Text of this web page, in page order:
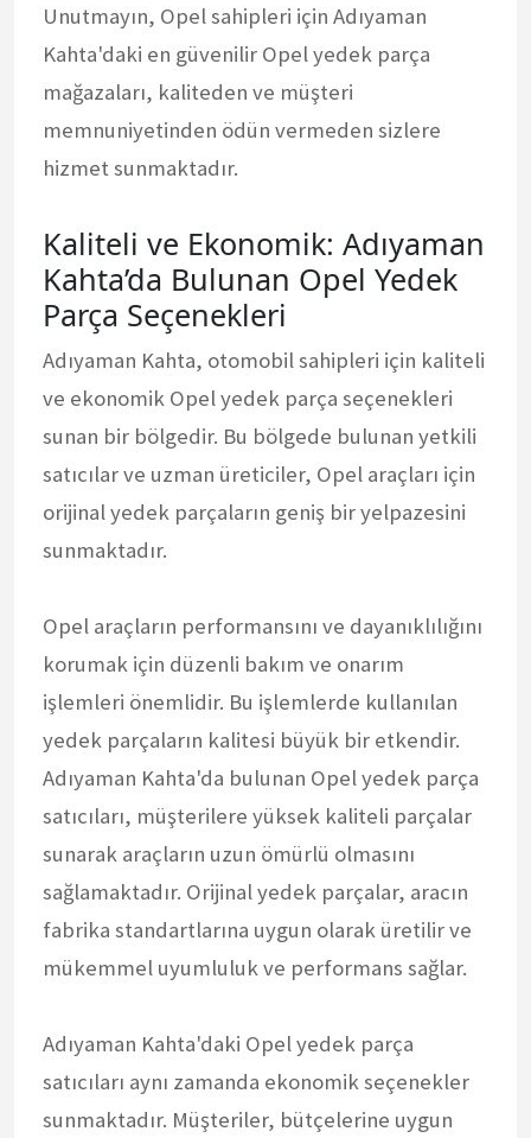
Unutmayın, Opel sahipleri için Adıyaman
Kahta'daki en güvenilir Opel yedek parça
mağazaları, kaliteden ve müşteri
memnuniyetinden ödün vermeden sizlere
hizmet sunmaktadır.
Kaliteli ve Ekonomik: Adıyaman
Kahta’da Bulunan Opel Yedek
Parça Seçenekleri
Adıyaman Kahta, otomobil sahipleri için kaliteli
ve ekonomik Opel yedek parça seçenekleri
sunan bir bölgedir. Bu bölgede bulunan yetkili
satıcılar ve uzman üreticiler, Opel araçları için
orijinal yedek parçaların geniş bir yelpazesini
sunmaktadır.
Opel araçların performansını ve dayanıklılığını
korumak için düzenli bakım ve onarım
işlemleri önemlidir. Bu işlemlerde kullanılan
yedek parçaların kalitesi büyük bir etkendir.
Adıyaman Kahta'da bulunan Opel yedek parça
satıcıları, müşterilere yüksek kaliteli parçalar
sunarak araçların uzun ömürlü olmasını
sağlamaktadır. Orijinal yedek parçalar, aracın
fabrika standartlarına uygun olarak üretilir ve
mükemmel uyumluluk ve performans sağlar.
Adıyaman Kahta'daki Opel yedek parça
satıcıları aynı zamanda ekonomik seçenekler
sunmaktadır. Müşteriler, bütçelerine uygun